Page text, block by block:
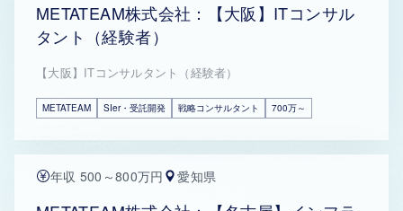
METATEAM株式会社：【大阪】ITコンサル
タント（経験者）
【大阪】ITコンサルタント（経験者）
METATEAM SIer・受託開発 戦略コンサルタント 700万～
年収 500～800万円 愛知県